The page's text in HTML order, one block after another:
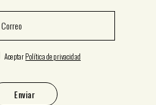
AceptarPolítica de privacidad
Enviar